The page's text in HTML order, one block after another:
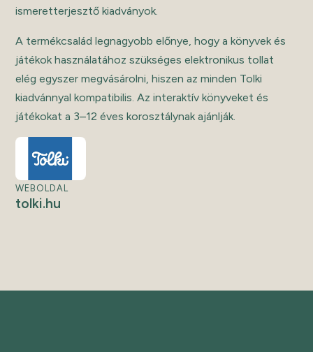
ismeretterjesztő kiadványok.
A termékcsalád legnagyobb előnye, hogy a könyvek és
játékok használatához szükséges elektronikus tollat
elég egyszer megvásárolni, hiszen az minden Tolki
kiadvánnyal kompatibilis. Az interaktív könyveket és
játékokat a 3–12 éves korosztálynak ajánlják.
WEBOLDAL
tolki.hu